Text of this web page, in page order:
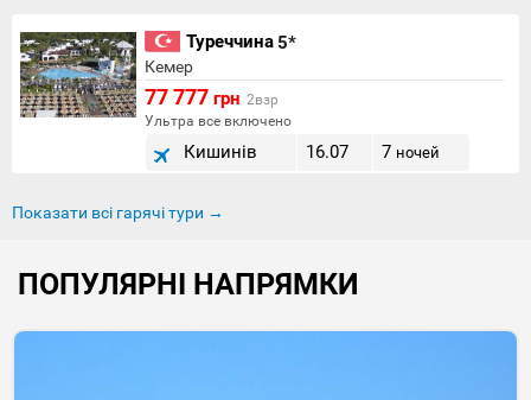
Туреччина5*
Кемер
77 777 грн 2взр
Ультра все включено
Кишинів 16.07 7 ночей
Показати всі гарячі тури →
ПОПУЛЯРНІ НАПРЯМКИ